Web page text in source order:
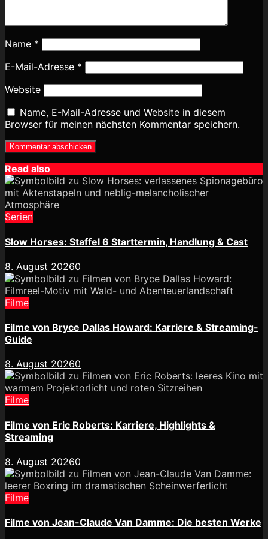
Name *
E-Mail-Adresse *
Website
Name, E-Mail-Adresse und Website in diesem
Browser für meinen nächsten Kommentar speichern.
Read also
Serien
Slow Horses: Staffel 6 Starttermin, Handlung & Cast
8. August 20260
Filme
Filme von Bryce Dallas Howard: Karriere & Streaming-
Guide
8. August 20260
Filme
Filme von Eric Roberts: Karriere, Highlights &
Streaming
8. August 20260
Filme
Filme von Jean-Claude Van Damme: Die besten Werke